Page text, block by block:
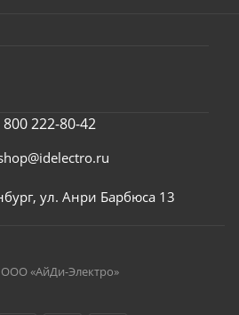
800 222-80-42
ул. Анри Барбюса 13
«АйДи-Электро»